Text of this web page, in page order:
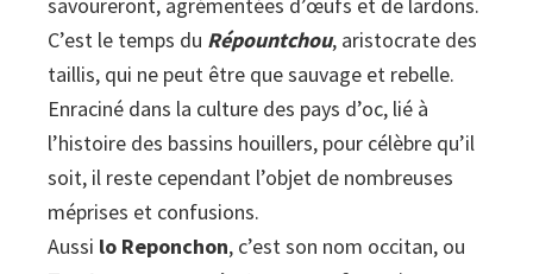
à
l'assiette
savoureront, agrémentées d’œufs et de lardons.
C’est le temps du Répountchou, aristocrate des
taillis, qui ne peut être que sauvage et rebelle.
Enraciné dans la culture des pays d’oc, lié à
l’histoire des bassins houillers, pour célèbre qu’il
soit, il reste cependant l’objet de nombreuses
méprises et confusions.
Aussi lo Reponchon, c’est son nom occitan, ou